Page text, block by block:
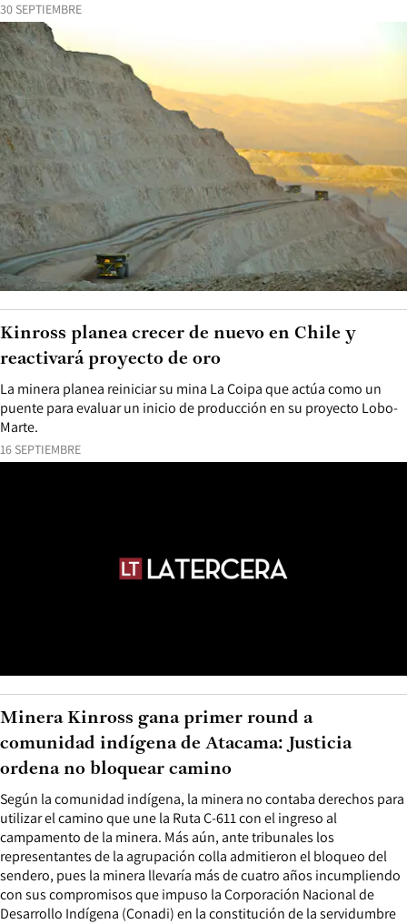
30 SEPTIEMBRE
16 SEPTIEMBRE
La minera planea reiniciar su mina La Coipa que actúa como un
puente para evaluar un inicio de producción en su proyecto Lobo-
Marte.
Kinross planea crecer de nuevo en Chile y
reactivará proyecto de oro
Según la comunidad indígena, la minera no contaba derechos para
utilizar el camino que une la Ruta C-611 con el ingreso al
campamento de la minera. Más aún, ante tribunales los
representantes de la agrupación colla admitieron el bloqueo del
sendero, pues la minera llevaría más de cuatro años incumpliendo
con sus compromisos que impuso la Corporación Nacional de
Desarrollo Indígena (Conadi) en la constitución de la servidumbre
Minera Kinross gana primer round a
comunidad indígena de Atacama: Justicia
ordena no bloquear camino